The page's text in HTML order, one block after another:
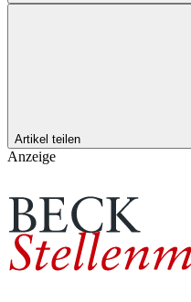
Artikel teilen
Anzeige